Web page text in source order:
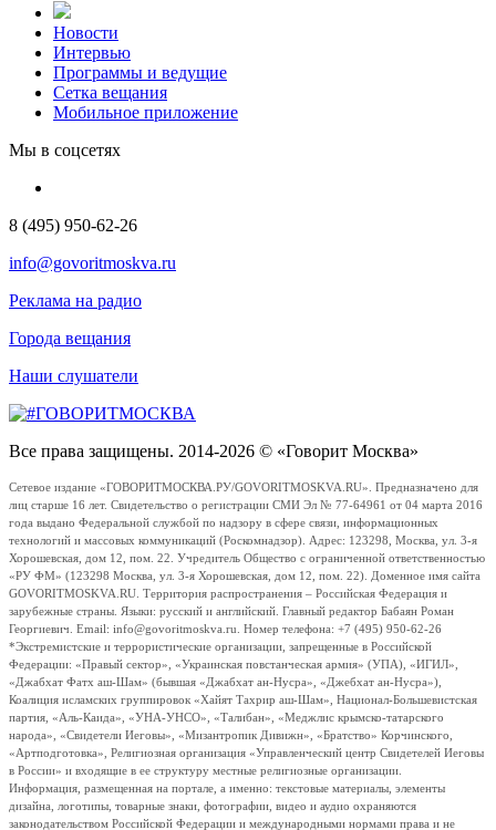
Новости
Интервью
Программы и ведущие
Сетка вещания
Мобильное приложение
Мы в соцсетях
8 (495) 950-62-26
info@govoritmoskva.ru
Реклама на радио
Города вещания
Наши слушатели
Все права защищены. 2014-2026 © «Говорит Москва»
Сетевое издание «ГОВОРИТМОСКВА.РУ/GOVORITMOSKVA.RU». Предназначено для
лиц старше 16 лет. Свидетельство о регистрации СМИ Эл № 77-64961 от 04 марта 2016
года выдано Федеральной службой по надзору в сфере связи, информационных
технологий и массовых коммуникаций (Роскомнадзор). Адрес: 123298, Москва, ул. 3-я
Хорошевская, дом 12, пом. 22. Учредитель Общество с ограниченной ответственностью
«РУ ФМ» (123298 Москва, ул. 3-я Хорошевская, дом 12, пом. 22). Доменное имя сайта
GOVORITMOSKVA.RU. Территория распространения – Российская Федерация и
зарубежные страны. Языки: русский и английский. Главный редактор Бабаян Роман
Георгиевич. Email: info@govoritmoskva.ru. Номер телефона: +7 (495) 950-62-26
*Экстремистские и террористические организации, запрещенные в Российской
Федерации: «Правый сектор», «Украинская повстанческая армия» (УПА), «ИГИЛ»,
«Джабхат Фатх аш-Шам» (бывшая «Джабхат ан-Нусра», «Джебхат ан-Нусра»),
Коалиция исламских группировок «Хайят Тахрир аш-Шам», Национал-Большевистская
партия, «Аль-Каида», «УНА-УНСО», «Талибан», «Меджлис крымско-татарского
народа», «Свидетели Иеговы», «Мизантропик Дивижн», «Братство» Корчинского,
«Артподготовка», Религиозная организация «Управленческий центр Свидетелей Иеговы
в России» и входящие в ее структуру местные религиозные организации.
Информация, размещенная на портале, а именно: текстовые материалы, элементы
дизайна, логотипы, товарные знаки, фотографии, видео и аудио охраняются
законодательством Российской Федерации и международными нормами права и не